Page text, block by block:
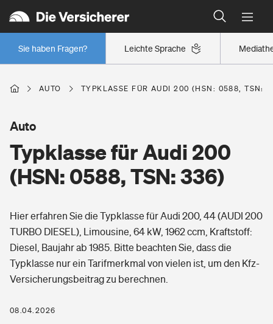
Leichte Sprache
Sie haben Fragen?
Wer versichert was: Jetzt Versicherer finden
Regionalklassen: So ist Ihre Region eingestuft
Wer versichert was: Jetzt Versicherer finden
Berufsunfähigkeitsversicherung
Erwerbsunfähigkeitsversicherung
Grundfähigkeitsversicherung
Arbeitsrechtsschutz
Berufshaftpflichtversicherung
Zur Übersicht
Wohnen
Elementarversicherung
Freizeit
Pri­vate Haft­pflicht­
Gesundheit
Private Krankenversicherung
AUTO TYPKLASSE FÜR AUDI 200 (HSN: 0588, TSN:
Typklasse für Audi 200
(HSN: 0588, TSN: 336)
Auto
Hier erfahren Sie die Typklasse für Audi 200, 44 (AUDI 200
TURBO DIESEL), Limousine, 64 kW, 1962 ccm, Kraftstoff:
Diesel, Baujahr ab 1985. Bitte beachten Sie, dass die
Typklasse nur ein Tarifmerkmal von vielen ist, um den Kfz-
Versicherungsbeitrag zu berechnen.
08.04.2026